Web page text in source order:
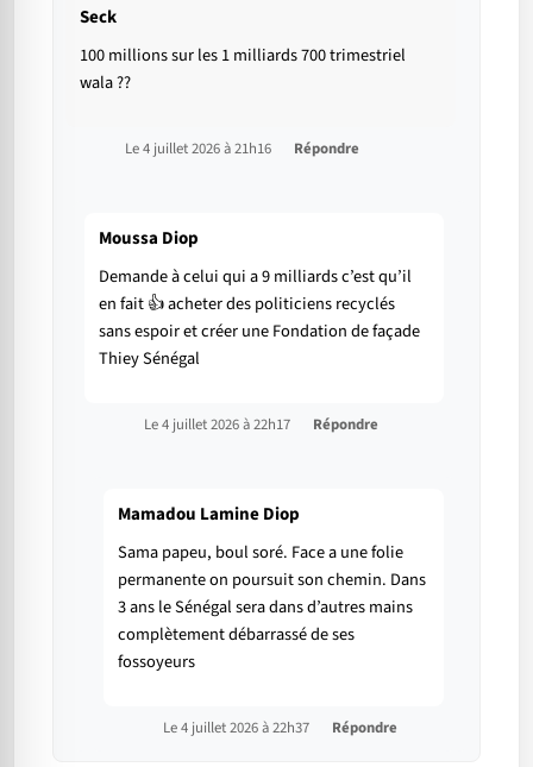
Seck
100 millions sur les 1 milliards 700 trimestriel
wala ??
Le 4 juillet 2026 à 21h16 Répondre
Moussa Diop
Demande à celui qui a 9 milliards c’est qu’il
en fait 👍 acheter des politiciens recyclés
sans espoir et créer une Fondation de façade
Thiey Sénégal
Le 4 juillet 2026 à 22h17 Répondre
Mamadou Lamine Diop
Sama papeu, boul soré. Face a une folie
permanente on poursuit son chemin. Dans
3 ans le Sénégal sera dans d’autres mains
complètement débarrassé de ses
fossoyeurs
Le 4 juillet 2026 à 22h37 Répondre